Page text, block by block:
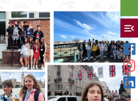
menu_open